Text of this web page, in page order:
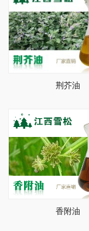
荆芥油
香附油